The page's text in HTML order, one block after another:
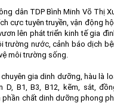
dân TDP Bình Minh Võ Thị
cực tuyên truyền, vận động
lên phát triển kinh tế gia
trường nước, cảnh báo dịch
môi trường sống.
gia dinh dưỡng, hàu là
D, B1, B3, B12, kẽm, sắt,
chất dinh dưỡng phong